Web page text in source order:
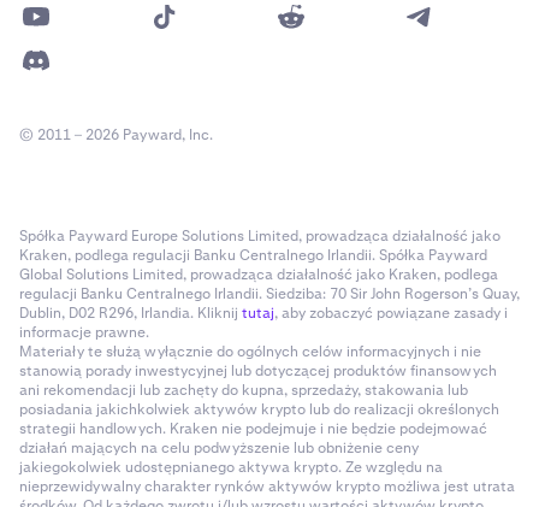
© 2011 – 2026 Payward, Inc.
Spółka Payward Europe Solutions Limited, prowadząca działalność jako
Kraken, podlega regulacji Banku Centralnego Irlandii. Spółka Payward
Global Solutions Limited, prowadząca działalność jako Kraken, podlega
regulacji Banku Centralnego Irlandii. Siedziba: 70 Sir John Rogerson’s Quay,
Dublin, D02 R296, Irlandia. Kliknij tutaj, aby zobaczyć powiązane zasady i
informacje prawne.
Materiały te służą wyłącznie do ogólnych celów informacyjnych i nie
stanowią porady inwestycyjnej lub dotyczącej produktów finansowych
ani rekomendacji lub zachęty do kupna, sprzedaży, stakowania lub
posiadania jakichkolwiek aktywów krypto lub do realizacji określonych
strategii handlowych. Kraken nie podejmuje i nie będzie podejmować
działań mających na celu podwyższenie lub obniżenie ceny
jakiegokolwiek udostępnianego aktywa krypto. Ze względu na
nieprzewidywalny charakter rynków aktywów krypto możliwa jest utrata